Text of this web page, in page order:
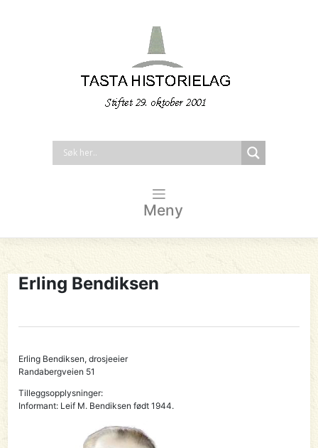
Meny
Erling Bendiksen
Erling Bendiksen, drosjeeier
Randabergveien 51
Tilleggsopplysninger:
Informant: Leif M. Bendiksen født 1944.